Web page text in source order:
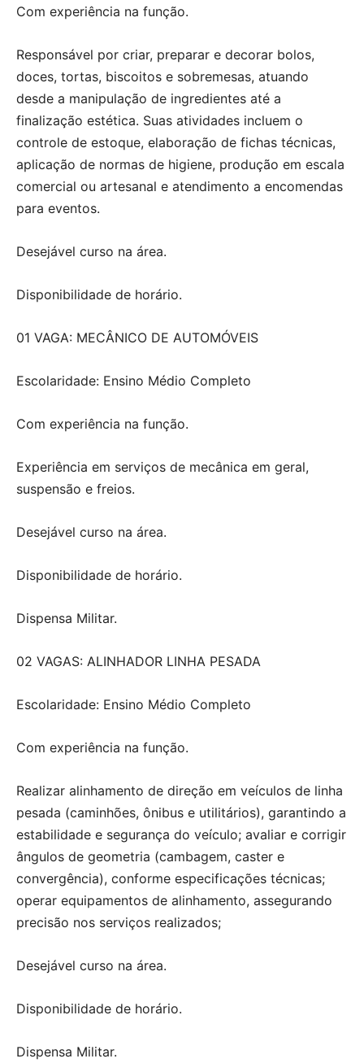
Com experiência na função.
Responsável por criar, preparar e decorar bolos,
doces, tortas, biscoitos e sobremesas, atuando
desde a manipulação de ingredientes até a
finalização estética. Suas atividades incluem o
controle de estoque, elaboração de fichas técnicas,
aplicação de normas de higiene, produção em escala
comercial ou artesanal e atendimento a encomendas
para eventos.
Desejável curso na área.
Disponibilidade de horário.
01 VAGA: MECÂNICO DE AUTOMÓVEIS
Escolaridade: Ensino Médio Completo
Com experiência na função.
Experiência em serviços de mecânica em geral,
suspensão e freios.
Desejável curso na área.
Disponibilidade de horário.
Dispensa Militar.
02 VAGAS: ALINHADOR LINHA PESADA
Escolaridade: Ensino Médio Completo
Com experiência na função.
Realizar alinhamento de direção em veículos de linha
pesada (caminhões, ônibus e utilitários), garantindo a
estabilidade e segurança do veículo; avaliar e corrigir
ângulos de geometria (cambagem, caster e
convergência), conforme especificações técnicas;
operar equipamentos de alinhamento, assegurando
precisão nos serviços realizados;
Desejável curso na área.
Disponibilidade de horário.
Dispensa Militar.